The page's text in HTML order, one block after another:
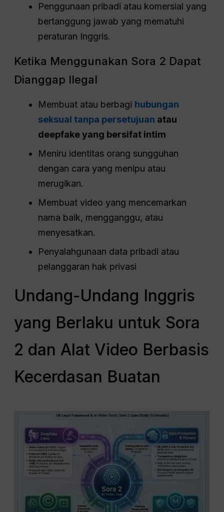
Penggunaan pribadi atau komersial yang
bertanggung jawab yang mematuhi
peraturan Inggris.
Ketika Menggunakan Sora 2 Dapat
Dianggap Ilegal
Membuat atau berbagi hubungan
seksual tanpa persetujuan atau
deepfake yang bersifat intim
Meniru identitas orang sungguhan
dengan cara yang menipu atau
merugikan.
Membuat video yang mencemarkan
nama baik, mengganggu, atau
menyesatkan.
Penyalahgunaan data pribadi atau
pelanggaran hak privasi
Undang-Undang Inggris
yang Berlaku untuk Sora
2 dan Alat Video Berbasis
Kecerdasan Buatan